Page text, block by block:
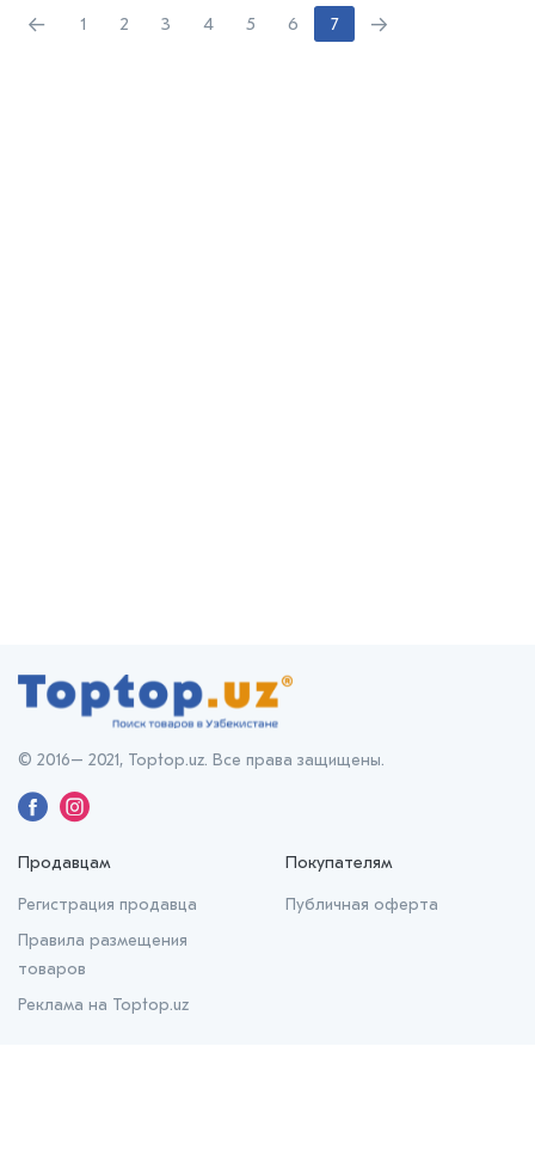
← 1 2 3 4 5 6 7 →
Продавцам
Регистрация продавца
Правила размещения
товаров
Реклама на Toptop.uz
Покупателям
Публичная оферта
© 2016– 2021, Toptop.uz. Все права защищены.